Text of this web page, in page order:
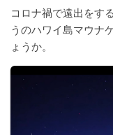
コロナ禍で遠出をす
うのハワイ島マウナ
ょうか。